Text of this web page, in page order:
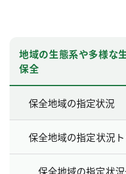
地域の生態系や多様な
保全
保全地域の指定状況
保全地域の指定状況
保全地域の指定状